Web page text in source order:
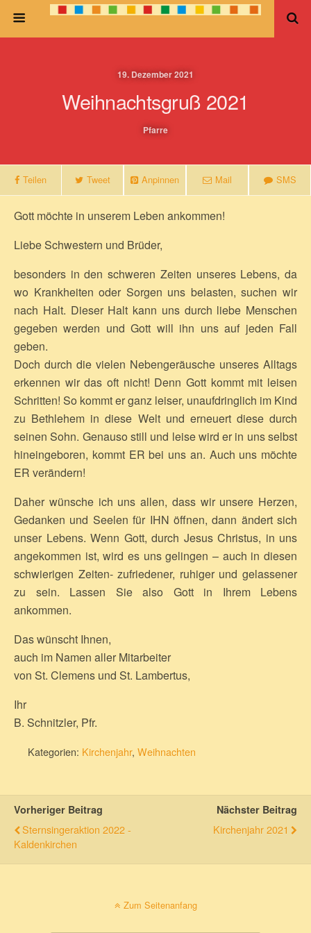
19. Dezember 2021
Weihnachtsgruß 2021
Pfarre
Teilen Tweet Anpinnen Mail SMS
Gott möchte in unserem Leben ankommen!
Liebe Schwestern und Brüder,
besonders in den schweren Zeiten unseres Lebens, da
wo Krankheiten oder Sorgen uns belasten, suchen wir
nach Halt. Dieser Halt kann uns durch liebe Menschen
gegeben werden und Gott will ihn uns auf jeden Fall
geben.
Doch durch die vielen Nebengeräusche unseres Alltags
erkennen wir das oft nicht! Denn Gott kommt mit leisen
Schritten! So kommt er ganz leiser, unaufdringlich im Kind
zu Bethlehem in diese Welt und erneuert diese durch
seinen Sohn. Genauso still und leise wird er in uns selbst
hineingeboren, kommt ER bei uns an. Auch uns möchte
ER verändern!
Daher wünsche ich uns allen, dass wir unsere Herzen,
Gedanken und Seelen für IHN öffnen, dann ändert sich
unser Lebens. Wenn Gott, durch Jesus Christus, in uns
angekommen ist, wird es uns gelingen – auch in diesen
schwierigen Zeiten- zufriedener, ruhiger und gelassener
zu sein. Lassen Sie also Gott in Ihrem Lebens
ankommen.
Das wünscht Ihnen,
auch im Namen aller Mitarbeiter
von St. Clemens und St. Lambertus,
Ihr
B. Schnitzler, Pfr.
Kategorien: Kirchenjahr, Weihnachten
Vorheriger Beitrag
Sternsingeraktion 2022 -
Kaldenkirchen
Nächster Beitrag
Kirchenjahr 2021
Zum Seitenanfang